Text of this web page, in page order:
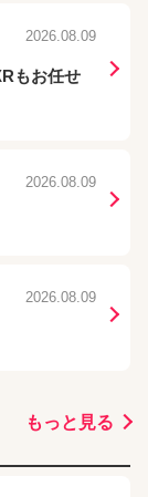
2026.08.09
もお任せ
2026.08.09
2026.08.09
もっと見る